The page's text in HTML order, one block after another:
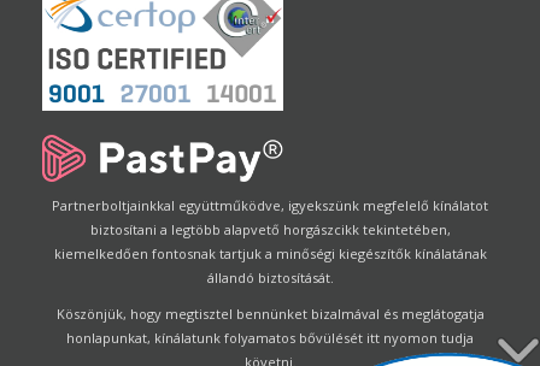
Partnerboltjainkkal együttműködve, igyekszünk megfelelő kínálatot
biztosítani a legtöbb alapvető horgászcikk tekintetében,
kiemelkedően fontosnak tartjuk a minőségi kiegészítők kínálatának
állandó biztosítását.
Köszönjük, hogy megtisztel bennünket bizalmával és meglátogatja
honlapunkat, kínálatunk folyamatos bővülését itt nyomon tudja
követni.